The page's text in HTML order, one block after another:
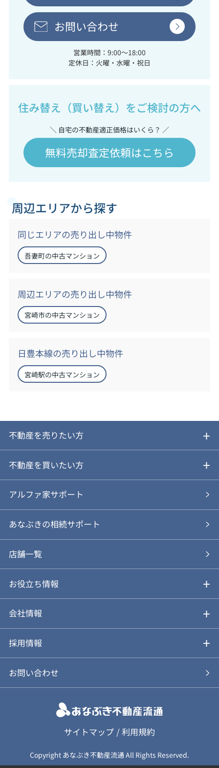
お問い合わせ
営業時間：9:00～18:00
定休日：火曜・水曜・祝日
住み替え（買い替え）をご検討の方へ
＼ 自宅の不動産適正価格はいくら？ ／
無料売却査定依頼はこちら
周辺エリアから探す
同じエリアの売り出し中物件
吾妻町の中古マンション
周辺エリアの売り出し中物件
宮崎市の中古マンション
日豊本線の売り出し中物件
宮崎駅の中古マンション
不動産を売りたい方
ご売却ガイド
ご売却の流れ
あなぶきの仲介
あなぶきの買取
仲介と買取のメリット・デメリット
動画やパンフレットで見る
不動産を買いたい方
ご購入ガイド
物件を探す
購入の流れ
購入前も後も安心サポート
お気に入り
アルファ家サポート
あなぶきの相続サポート
店舗一覧
お役立ち情報
不動産Q&A
アルファジャーナル
会社情報
会社概要
スタッフ紹介
個人情報保護方針
カスタマーハラスメント基本方針
保険募集（勧誘）方針
採用情報
新卒採用について
キャリア採用について
応募に関する個人情報取扱について
お問い合わせ
サイトマップ /利用規約
Copyright あなぶき不動産流通 All Rights Reserved.